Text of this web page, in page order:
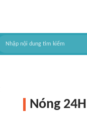
Nóng 24H